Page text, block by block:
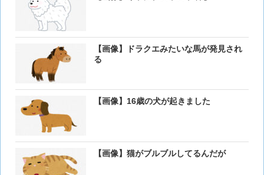
【画像】ドラクエみたいな馬が発見され
る
【画像】16歳の犬が起きました
【画像】猫がブルブルしてるんだが